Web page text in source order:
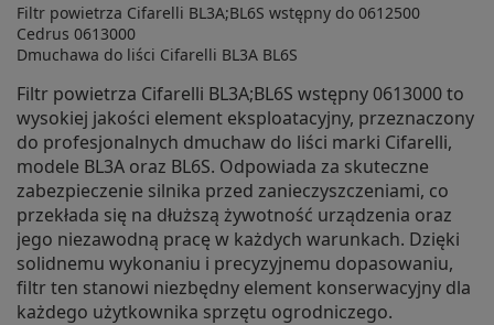
Filtr powietrza Cifarelli BL3A;BL6S wstępny do 0612500
Cedrus 0613000
Dmuchawa do liści Cifarelli BL3A BL6S
Filtr powietrza Cifarelli BL3A;BL6S wstępny 0613000 to
wysokiej jakości element eksploatacyjny, przeznaczony
do profesjonalnych dmuchaw do liści marki Cifarelli,
modele BL3A oraz BL6S. Odpowiada za skuteczne
zabezpieczenie silnika przed zanieczyszczeniami, co
przekłada się na dłuższą żywotność urządzenia oraz
jego niezawodną pracę w każdych warunkach. Dzięki
solidnemu wykonaniu i precyzyjnemu dopasowaniu,
filtr ten stanowi niezbędny element konserwacyjny dla
każdego użytkownika sprzętu ogrodniczego.